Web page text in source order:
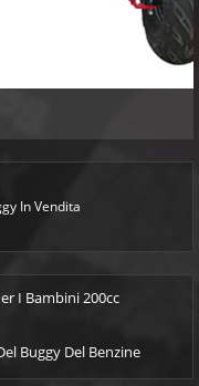
In Vendita
I Bambini 200cc
Buggy Del Benzine